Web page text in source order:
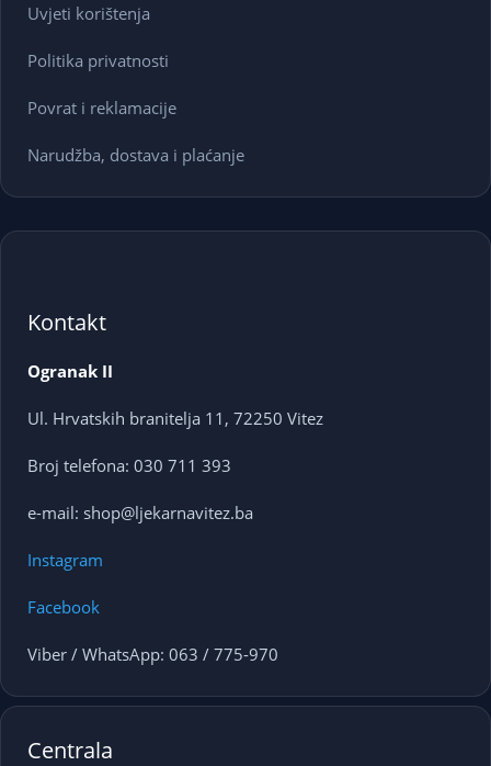
Uvjeti korištenja
Politika privatnosti
Povrat i reklamacije
Narudžba, dostava i plaćanje
Kontakt
Ogranak II
Ul. Hrvatskih branitelja 11, 72250 Vitez
Broj telefona: 030 711 393
e-mail: shop@ljekarnavitez.ba
Instagram
Facebook
Viber / WhatsApp: 063 / 775-970
Centrala